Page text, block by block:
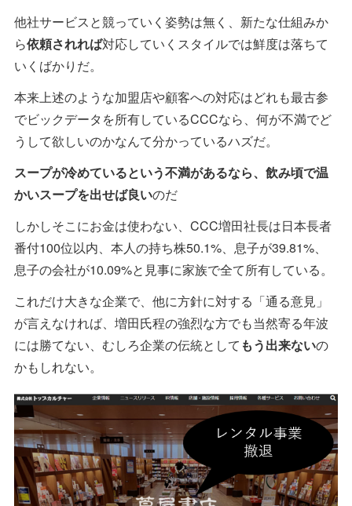
他社サービスと競っていく姿勢は無く、新たな仕組みか
ら依頼されれば対応していくスタイルでは鮮度は落ちて
いくばかりだ。
本来上述のような加盟店や顧客への対応はどれも最古参
でビックデータを所有しているCCCなら、何が不満でど
うして欲しいのかなんて分かっているハズだ。
スープが冷めているという不満があるなら、飲み頃で温
かいスープを出せば良いのだ
しかしそこにお金は使わない、CCC増田社長は日本長者
番付100位以内、本人の持ち株50.1%、息子が39.81%、
息子の会社が10.09%と見事に家族で全て所有している。
これだけ大きな企業で、他に方針に対する「通る意見」
が言えなければ、増田氏程の強烈な方でも当然寄る年波
には勝てない、むしろ企業の伝統として もう出来ないの
かもしれない。